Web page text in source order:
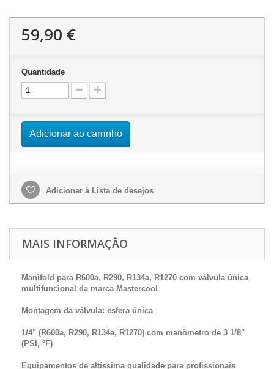
59,90 €
Quantidade
Adicionar ao carrinho
Adicionar à Lista de desejos
MAIS INFORMAÇÃO
Manifold para R600a, R290, R134a, R1270 com válvula única
multifuncional da marca Mastercool
Montagem da válvula: esfera única
1/4" (R600a, R290, R134a, R1270) com manômetro de 3 1/8"
(PSI, °F)
Equipamentos de altíssima qualidade para profissionais